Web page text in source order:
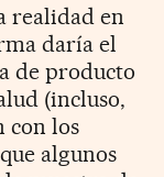
realidad en
daría el
de producto
(incluso,
con los
algunos